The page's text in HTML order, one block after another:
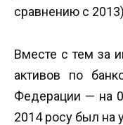
сравнению с
Вместе с тем за
активов по
Федерации — на
2014 росу был на